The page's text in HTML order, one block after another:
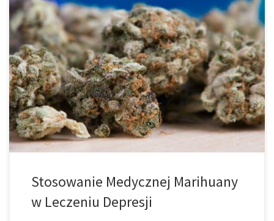
Już od jakiegoś czasu medyczna marihuana znajduje się w
centrum uwagi jako potencjalne i docelowe leczenie depresji.
Czy marihuana jest dobrą opcją dla osób cierpiących na depresję?
Według danych Narodowego Instytutu Zdrowia Psychicznego w
samych tylko Stanach Zjednoczonych około 16 milionów osób
zmagało się z depresją w 2012 roku. Jeśli ta […]
Stosowanie Medycznej Marihuany
w Leczeniu Depresji